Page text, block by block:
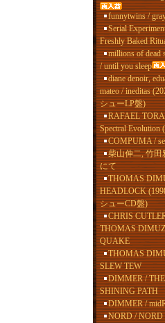
funnytwins /
Serial
Freshly Baked
millions of dead
/ until you sleep
diane denoir,
mateo / ineditas
シューLP盤)
RAFAEL
Spectral Evolution
COMPUMA /
柴山伸二, 竹田
にて
THOMAS
HEADLOCK
シューCD盤)
CHRIS
THOMAS
QUAKE
THOMAS
SLEW TEW
DIMMER / THE
SHINING PATH
DIMMER /
NORD / NORD